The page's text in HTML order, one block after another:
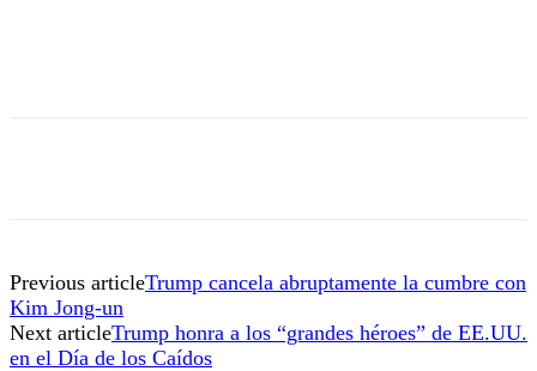
Previous articleTrump cancela abruptamente la cumbre con
Kim Jong-un
Next articleTrump honra a los “grandes héroes” de EE.UU.
en el Día de los Caídos